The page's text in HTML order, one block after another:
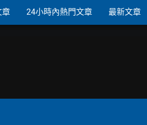
章 24小時內熱門文章 最新文章